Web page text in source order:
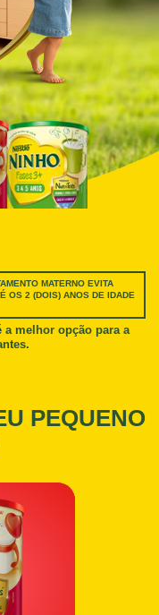
MATERNO EVITA
OS 2 (DOIS) ANOS DE IDADE
a melhor opção para a
PEQUENO